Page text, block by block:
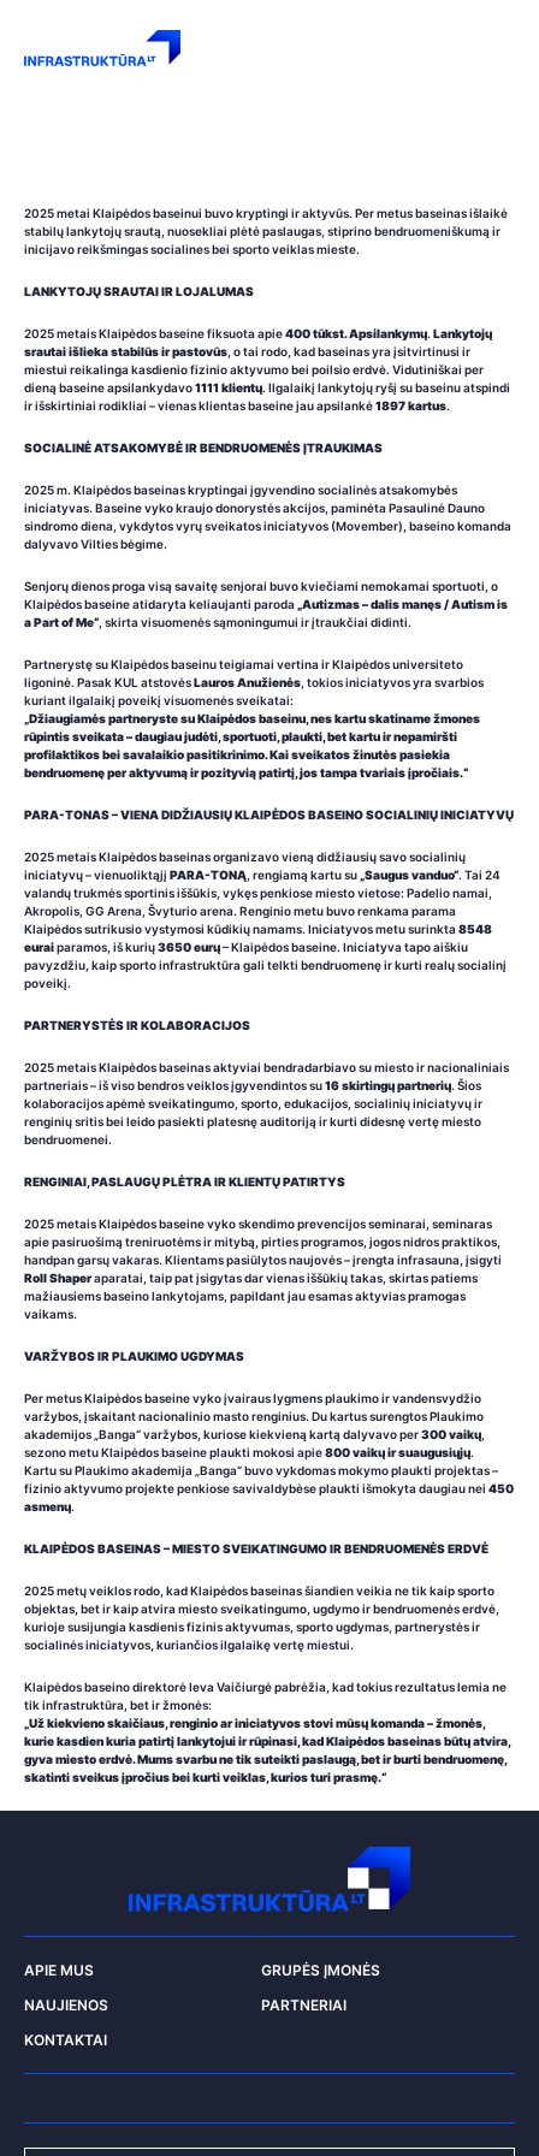
2025 metai Klaipėdos baseinui buvo kryptingi ir aktyvūs. Per metus baseinas išlaikė
stabilų lankytojų srautą, nuosekliai plėtė paslaugas, stiprino bendruomeniškumą ir
inicijavo reikšmingas socialines bei sporto veiklas mieste.
LANKYTOJŲ SRAUTAI IR LOJALUMAS
2025 metais Klaipėdos baseine fiksuota apie400 tūkst. Apsilankymų. Lankytojų
srautai išlieka stabilūs ir pastovūs , o tai rodo, kad baseinas yra įsitvirtinusi ir
miestui reikalinga kasdienio fizinio aktyvumo bei poilsio erdvė. Vidutiniškai per
dieną baseine apsilankydavo1111 klientų. Ilgalaikį lankytojų ryšį su baseinu atspindi
ir išskirtiniai rodikliai – vienas klientas baseine jau apsilankė1897 kartus.
SOCIALINĖ ATSAKOMYBĖ IR BENDRUOMENĖS ĮTRAUKIMAS
2025 m. Klaipėdos baseinas kryptingai įgyvendino socialinės atsakomybės
iniciatyvas. Baseine vyko kraujo donorystės akcijos, paminėta Pasaulinė Dauno
sindromo diena, vykdytos vyrų sveikatos iniciatyvos (Movember), baseino komanda
dalyvavo Vilties bėgime.
Senjorų dienos proga visą savaitę senjorai buvo kviečiami nemokamai sportuoti, o
Klaipėdos baseine atidaryta keliaujanti paroda „Autizmas – dalis manęs / Autism is
a Part of Me“ , skirta visuomenės sąmoningumui ir įtraukčiai didinti.
Partnerystę su Klaipėdos baseinu teigiamai vertina ir Klaipėdos universiteto
ligoninė. Pasak KUL atstovėsLauros Anužienės , tokios iniciatyvos yra svarbios
kuriant ilgalaikį poveikį visuomenės sveikatai:
„Džiaugiamės partneryste su Klaipėdos baseinu, nes kartu skatiname žmones
rūpintis sveikata – daugiau judėti, sportuoti, plaukti, bet kartu ir nepamiršti
profilaktikos bei savalaikio pasitikrinimo. Kai sveikatos žinutės pasiekia
bendruomenę per aktyvumą ir pozityvią patirtį, jos tampa tvariais įpročiais.“
PARA-TONAS – VIENA DIDŽIAUSIŲ KLAIPĖDOS BASEINO SOCIALINIŲ INICIATYVŲ
2025 metais Klaipėdos baseinas organizavo vieną didžiausių savo socialinių
iniciatyvų – vienuoliktąjį PARA-TONĄ , rengiamą kartu su „Saugus vanduo“. Tai 24
valandų trukmės sportinis iššūkis, vykęs penkiose miesto vietose: Padelio namai,
Akropolis, GG Arena, Švyturio arena. Renginio metu buvo renkama parama
Klaipėdos sutrikusio vystymosi kūdikių namams. Iniciatyvos metu surinkta8548
euraiparamos, iš kurių3650 eurų– Klaipėdos baseine. Iniciatyva tapo aiškiu
pavyzdžiu, kaip sporto infrastruktūra gali telkti bendruomenę ir kurti realų socialinį
poveikį.
PARTNERYSTĖS IR KOLABORACIJOS
2025 metais Klaipėdos baseinas aktyviai bendradarbiavo su miesto ir nacionaliniais
partneriais – iš viso bendros veiklos įgyvendintos su16 skirtingų partnerių. Šios
kolaboracijos apėmė sveikatingumo, sporto, edukacijos, socialinių iniciatyvų ir
renginių sritis bei leido pasiekti platesnę auditoriją ir kurti didesnę vertę miesto
bendruomenei.
RENGINIAI, PASLAUGŲ PLĖTRA IR KLIENTŲ PATIRTYS
2025 metais Klaipėdos baseine vyko skendimo prevencijos seminarai, seminaras
apie pasiruošimą treniruotėms ir mitybą, pirties programos, jogos nidros praktikos,
handpan garsų vakaras. Klientams pasiūlytos naujovės – įrengta infrasauna, įsigyti
Roll Shaperaparatai, taip pat įsigytas dar vienas iššūkių takas, skirtas patiems
mažiausiems baseino lankytojams, papildant jau esamas aktyvias pramogas
vaikams.
VARŽYBOS IR PLAUKIMO UGDYMAS
Per metus Klaipėdos baseine vyko įvairaus lygmens plaukimo ir vandensvydžio
varžybos, įskaitant nacionalinio masto renginius. Du kartus surengtos Plaukimo
akademijos „Banga“ varžybos, kuriose kiekvieną kartą dalyvavo per300 vaikų
sezono metu Klaipėdos baseine plaukti mokosi apie800 vaikų ir suaugusiųjų.
Kartu su Plaukimo akademija „Banga“ buvo vykdomas mokymo plaukti projektas –
fizinio aktyvumo projekte penkiose savivaldybėse plaukti išmokyta daugiau nei 450
asmenų.
KLAIPĖDOS BASEINAS – MIESTO SVEIKATINGUMO IR BENDRUOMENĖS ERDVĖ
2025 metų veiklos rodo, kad Klaipėdos baseinas šiandien veikia ne tik kaip sporto
objektas, bet ir kaip atvira miesto sveikatingumo, ugdymo ir bendruomenės erdvė,
kurioje susijungia kasdienis fizinis aktyvumas, sporto ugdymas, partnerystės ir
socialinės iniciatyvos, kuriančios ilgalaikę vertę miestui.
Klaipėdos baseino direktorė Ieva Vaičiurgė pabrėžia, kad tokius rezultatus lemia ne
tik infrastruktūra, bet ir žmonės:
„Už kiekvieno skaičiaus, renginio ar iniciatyvos stovi mūsų komanda – žmonės,
kurie kasdien kuria patirtį lankytojui ir rūpinasi, kad Klaipėdos baseinas būtų atvira,
gyva miesto erdvė. Mums svarbu ne tik suteikti paslaugą, bet ir burti bendruomenę,
skatinti sveikus įpročius bei kurti veiklas, kurios turi prasmę.“
APIE MUS
GRUPĖS ĮMONĖS
NAUJIENOS
PARTNERIAI
KONTAKTAI